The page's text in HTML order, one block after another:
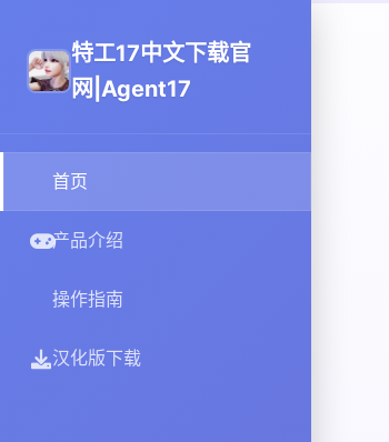
特工17中文下载官
网|Agent17
首页
产品介绍
操作指南
汉化版下载